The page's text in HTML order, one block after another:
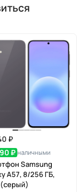
₽
₽ наличными
Samsung
A57, 8/256 ГБ,